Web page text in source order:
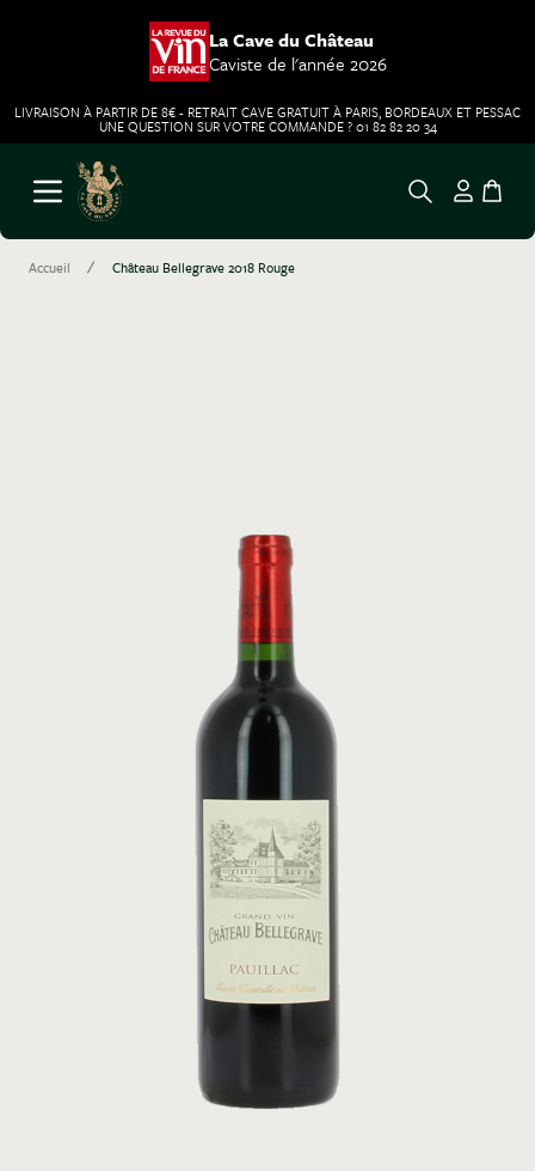
La Cave du Château
Caviste de l'année 2026
LIVRAISON À PARTIR DE 8€ - RETRAIT CAVE GRATUIT À PARIS, BORDEAUX ET PESSAC
UNE QUESTION SUR VOTRE COMMANDE ? 01 82 82 20 34
Aller au contenu
Ouvrir le menu
Accueil / Château Bellegrave 2018 Rouge